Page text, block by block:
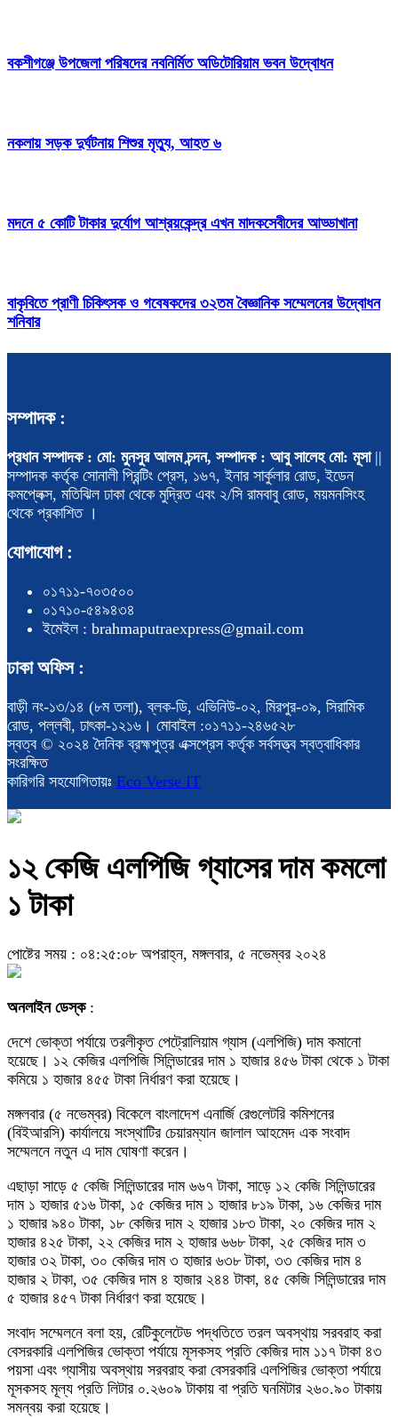
বকশীগঞ্জে উপজেলা পরিষদের নবনির্মিত অডিটোরিয়াম ভবন উদ্বোধন
নকলায় সড়ক দুর্ঘটনায় শিশুর মৃত্যু, আহত ৬
মদনে ৫ কোটি টাকার দুর্যোগ আশ্রয়কেন্দ্র এখন মাদকসেবীদের আড্ডাখানা
বাকৃবিতে প্রাণী চিকিৎসক ও গবেষকদের ৩২তম বৈজ্ঞানিক সম্মেলনের উদ্বোধন
শনিবার
সম্পাদক :
প্রধান সম্পাদক : মো: মুনসুর আলম চন্দন, সম্পাদক : আবু সালেহ মো: মূসা||
সম্পাদক কর্তৃক সোনালী প্রিন্টিং প্রেস, ১৬৭, ইনার সার্কুলার রোড, ইডেন
কমপ্লেক্স, মতিঝিল ঢাকা থেকে মুদ্রিত এবং ২/সি রামবাবু রোড, ময়মনসিংহ
থেকে প্রকাশিত ।
যোগাযোগ :
০১৭১১-৭০৩৫০০
০১৭১০-৫৪৯৪৩৪
ইমেইল : brahmaputraexpress@gmail.com
ঢাকা অফিস :
বাড়ী নং-১৩/১৪ (৮ম তলা), ব্লক-ডি, এভিনিউ-০২, মিরপুর-০৯, সিরামিক
রোড, পল্লবী, ঢাৎকা-১২১৬। মোবাইল :০১৭১১-২৪৬৫২৮
স্বত্ব © ২০২৪ দৈনিক ব্রহ্মপুত্র এক্সপ্রেস কর্তৃক সর্বসত্ত্ব স্বত্বাধিকার
সংরক্ষিত
কারিগরি সহযোগিতায়ঃ Eco Verse IT
১২ কেজি এলপিজি গ্যাসের দাম কমলো
১ টাকা
পোষ্টের সময় : ০৪:২৫:০৮ অপরাহ্ন, মঙ্গলবার, ৫ নভেম্বর ২০২৪
অনলাইন ডেস্ক:
দেশে ভোক্তা পর্যায়ে তরলীকৃত পেট্রোলিয়াম গ্যাস (এলপিজি) দাম কমানো
হয়েছে। ১২ কেজির এলপিজি সিলিন্ডারের দাম ১ হাজার ৪৫৬ টাকা থেকে ১ টাকা
কমিয়ে ১ হাজার ৪৫৫ টাকা নির্ধারণ করা হয়েছে।
মঙ্গলবার (৫ নভেম্বর) বিকেলে বাংলাদেশ এনার্জি রেগুলেটরি কমিশনের
(বিইআরসি) কার্যালয়ে সংস্থাটির চেয়ারম্যান জালাল আহমেদ এক সংবাদ
সম্মেলনে নতুন এ দাম ঘোষণা করেন।
এছাড়া সাড়ে ৫ কেজি সিলিন্ডারের দাম ৬৬৭ টাকা, সাড়ে ১২ কেজি সিলিন্ডারের
দাম ১ হাজার ৫১৬ টাকা, ১৫ কেজির দাম ১ হাজার ৮১৯ টাকা, ১৬ কেজির দাম
১ হাজার ৯৪০ টাকা, ১৮ কেজির দাম ২ হাজার ১৮৩ টাকা, ২০ কেজির দাম ২
হাজার ৪২৫ টাকা, ২২ কেজির দাম ২ হাজার ৬৬৮ টাকা, ২৫ কেজির দাম ৩
হাজার ৩২ টাকা, ৩০ কেজির দাম ৩ হাজার ৬৩৮ টাকা, ৩৩ কেজির দাম ৪
হাজার ২ টাকা, ৩৫ কেজির দাম ৪ হাজার ২৪৪ টাকা, ৪৫ কেজি সিলিন্ডারের দাম
৫ হাজার ৪৫৭ টাকা নির্ধারণ করা হয়েছে।
সংবাদ সম্মেলনে বলা হয়, রেটিকুলেটেড পদ্ধতিতে তরল অবস্থায় সরবরাহ করা
বেসরকারি এলপিজির ভোক্তা পর্যায়ে মূসকসহ প্রতি কেজির দাম ১১৭ টাকা ৪৩
পয়সা এবং গ্যাসীয় অবস্থায় সরবরাহ করা বেসরকারি এলপিজির ভোক্তা পর্যায়ে
মূসকসহ মূল্য প্রতি লিটার ০.২৬০৯ টাকায় বা প্রতি ঘনমিটার ২৬০.৯০ টাকায়
সমন্বয় করা হয়েছে।